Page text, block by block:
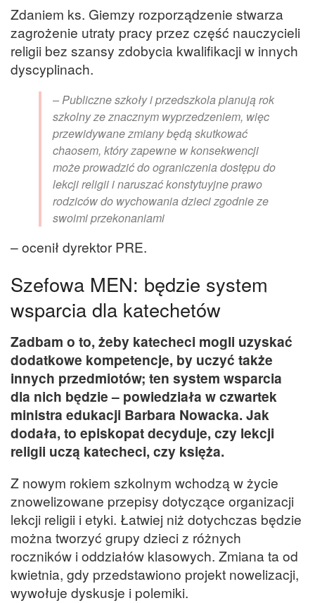
Zdaniem ks. Giemzy rozporządzenie stwarza
zagrożenie utraty pracy przez część nauczycieli
religii bez szansy zdobycia kwalifikacji w innych
dyscyplinach.
– Publiczne szkoły i przedszkola planują rok
szkolny ze znacznym wyprzedzeniem, więc
przewidywane zmiany będą skutkować
chaosem, który zapewne w konsekwencji
może prowadzić do ograniczenia dostępu do
lekcji religii i naruszać konstytuyjne prawo
rodziców do wychowania dzieci zgodnie ze
swoimi przekonaniami
– ocenił dyrektor PRE.
Szefowa MEN: będzie system
wsparcia dla katechetów
Zadbam o to, żeby katecheci mogli uzyskać
dodatkowe kompetencje, by uczyć także
innych przedmiotów; ten system wsparcia
dla nich będzie – powiedziała w czwartek
ministra edukacji Barbara Nowacka. Jak
dodała, to episkopat decyduje, czy lekcji
religii uczą katecheci, czy księża.
Z nowym rokiem szkolnym wchodzą w życie
znowelizowane przepisy dotyczące organizacji
lekcji religii i etyki. Łatwiej niż dotychczas będzie
można tworzyć grupy dzieci z różnych
roczników i oddziałów klasowych. Zmiana ta od
kwietnia, gdy przedstawiono projekt nowelizacji,
wywołuje dyskusje i polemiki.